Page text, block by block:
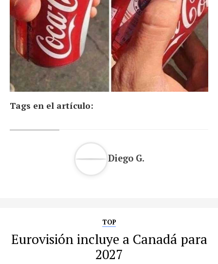
Tags en el artículo:
Diego G.
TOP
Eurovisión incluye a Canadá para
2027